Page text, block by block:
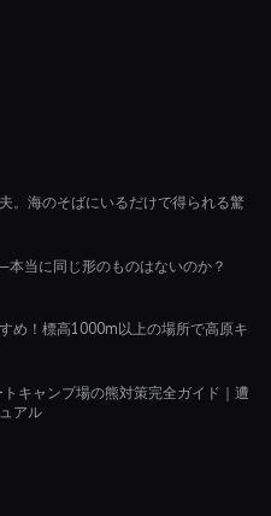
。海のそばにいるだけで得られる驚
本当に同じ形のものはないのか？
め！標高1000m以上の場所で高原キ
トキャンプ場の熊対策完全ガイド｜遭
アル